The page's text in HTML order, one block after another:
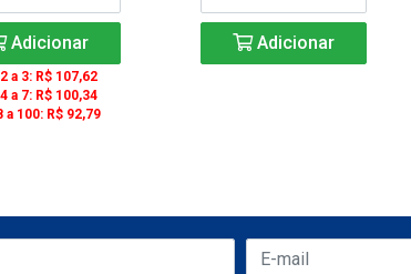
Adicionar
a 3: R$ 107,62
a 7: R$ 100,34
a 100: R$ 92,79
Adicionar